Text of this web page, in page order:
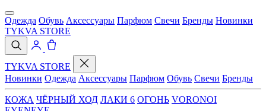
Одежда Обувь Аксессуары Парфюм Свечи Бренды Новинки
TYKVA STORE
TYKVA STORE
Новинки Одежда Аксессуары Парфюм Обувь Свечи Бренды
КОЖА ЧЁРНЫЙ ХОД ЛАКИ 6 ОГОНЬ VORONOI